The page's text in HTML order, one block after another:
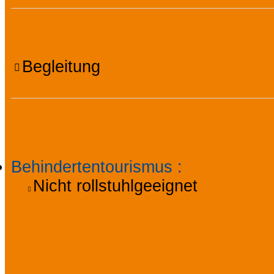
Begleitung
Behindertentourismus :
Nicht rollstuhlgeeignet